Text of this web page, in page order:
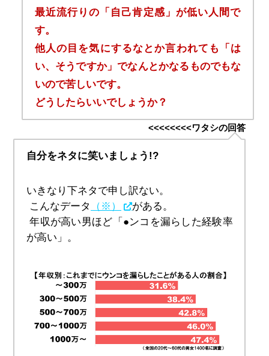
最近流行りの「自己肯定感」が低い人間で
す。
他人の目を気にするなとか言われても「は
い、そうですか」でなんとかなるものでもな
いので苦しいです。
どうしたらいいでしょうか？
<<<<<<<<ワタシの回答
自分をネタに笑いましょう!?
いきなり下ネタで申し訳ない。
こんなデータ
（※）
がある。
年収が高い男ほど「●ンコを漏らした経験率
が高い」。